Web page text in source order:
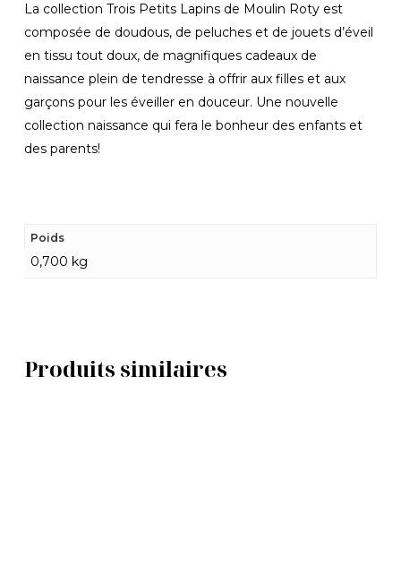
La collection Trois Petits Lapins de Moulin Roty est
composée de doudous, de peluches et de jouets d’éveil
en tissu tout doux, de magnifiques cadeaux de
naissance plein de tendresse à offrir aux filles et aux
garçons pour les éveiller en douceur. Une nouvelle
collection naissance qui fera le bonheur des enfants et
des parents!
Poids
0,700 kg
Produits similaires